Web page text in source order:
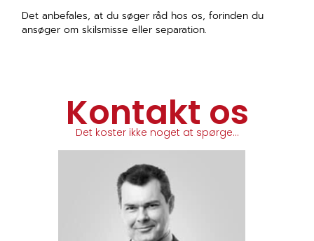
Det anbefales, at du søger råd hos os, forinden du
ansøger om skilsmisse eller separation.
Kontakt os
Det koster ikke noget at spørge…